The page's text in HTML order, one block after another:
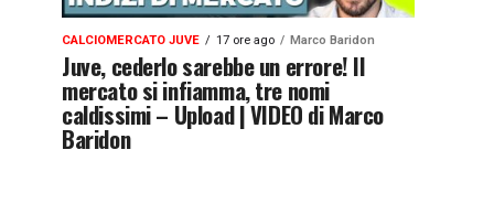
CALCIOMERCATO JUVE 17 ore ago Marco Baridon
Juve, cederlo sarebbe un errore! Il
mercato si infiamma, tre nomi
caldissimi – Upload | VIDEO di Marco
Baridon